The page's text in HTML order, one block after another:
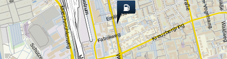
Maschmühlenweg Kreuzbergring
Am Vogelsang
Emilienstraße
Fabrikweg